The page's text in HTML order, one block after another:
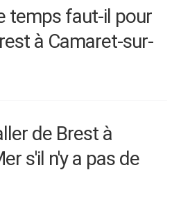
temps faut-il pour
à Camaret-sur-
de Brest à
s'il n'y a pas de